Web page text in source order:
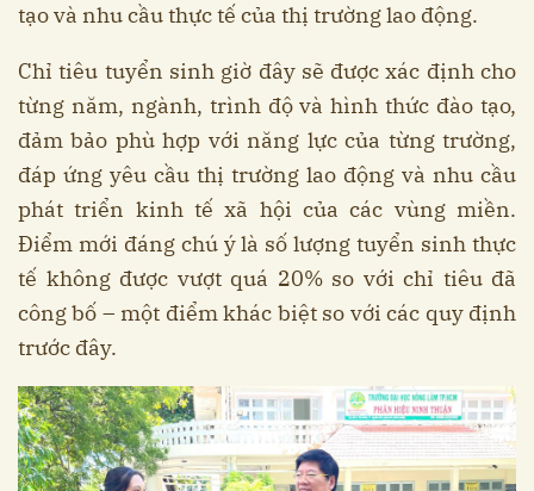
tạo và nhu cầu thực tế của thị trường lao động.
Chỉ tiêu tuyển sinh giờ đây sẽ được xác định cho
từng năm, ngành, trình độ và hình thức đào tạo,
đảm bảo phù hợp với năng lực của từng trường,
đáp ứng yêu cầu thị trường lao động và nhu cầu
phát triển kinh tế xã hội của các vùng miền.
Điểm mới đáng chú ý là số lượng tuyển sinh thực
tế không được vượt quá 20% so với chỉ tiêu đã
công bố – một điểm khác biệt so với các quy định
trước đây.